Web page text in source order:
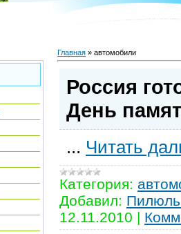
Главная » автомобили
Россия
День
... Читать
Категория:
Добавил:
12.11.2010 |